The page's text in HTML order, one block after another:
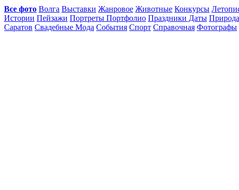
Все фото Волга Выставки Жанровое Животные Конкурсы
Истории Пейзажи Портреты Портфолио Праздники Даты Природа
Саратов Свадебные Мода События Спорт Справочная Фотографы